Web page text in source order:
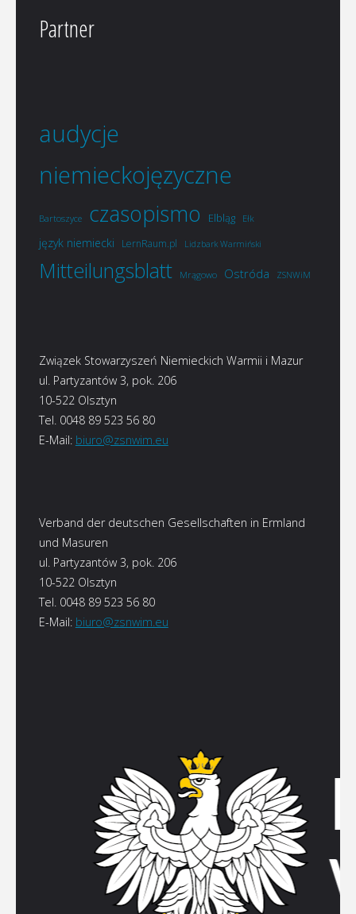
Partner
audycje
niemieckojęzyczne
Bartoszyce czasopismo Elbląg Ełk
język niemiecki LernRaum.pl Lidzbark Warmiński
Mitteilungsblatt Mrągowo Ostróda ZSNWiM
Związek Stowarzyszeń Niemieckich Warmii i Mazur
ul. Partyzantów 3, pok. 206
10-522 Olsztyn
Tel. 0048 89 523 56 80
E-Mail: biuro@zsnwim.eu
Verband der deutschen Gesellschaften in Ermland
und Masuren
ul. Partyzantów 3, pok. 206
10-522 Olsztyn
Tel. 0048 89 523 56 80
E-Mail: biuro@zsnwim.eu